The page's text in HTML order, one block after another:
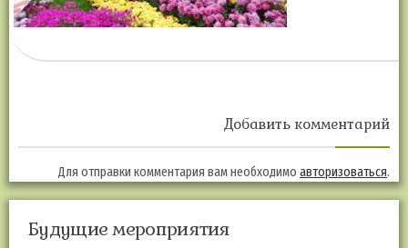
Добавить комментарий
Для отправки комментария вам необходимо авторизоваться.
Будущие мероприятия